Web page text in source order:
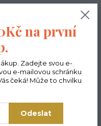
0,00 Kč
na první
Zadejte svou e-
e-mailovou schránku
čeká! Může to chvilku
Odeslat